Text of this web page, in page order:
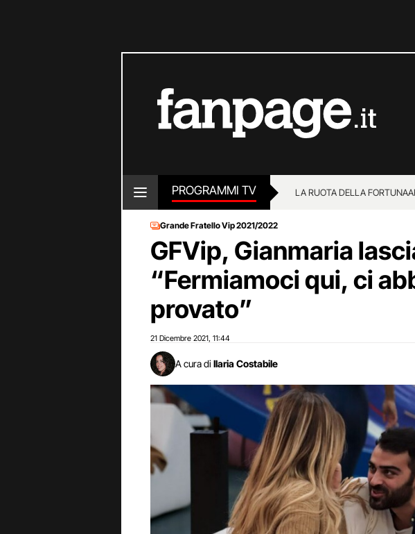
PROGRAMMI TV LA RUOTA DELLA FORTUNA
Grande Fratello Vip 2021/2022
GFVip, Gianmaria
“Fermiamoci qui, ci
provato”
21 Dicembre 2021 11:44
A cura di Ilaria Costabile